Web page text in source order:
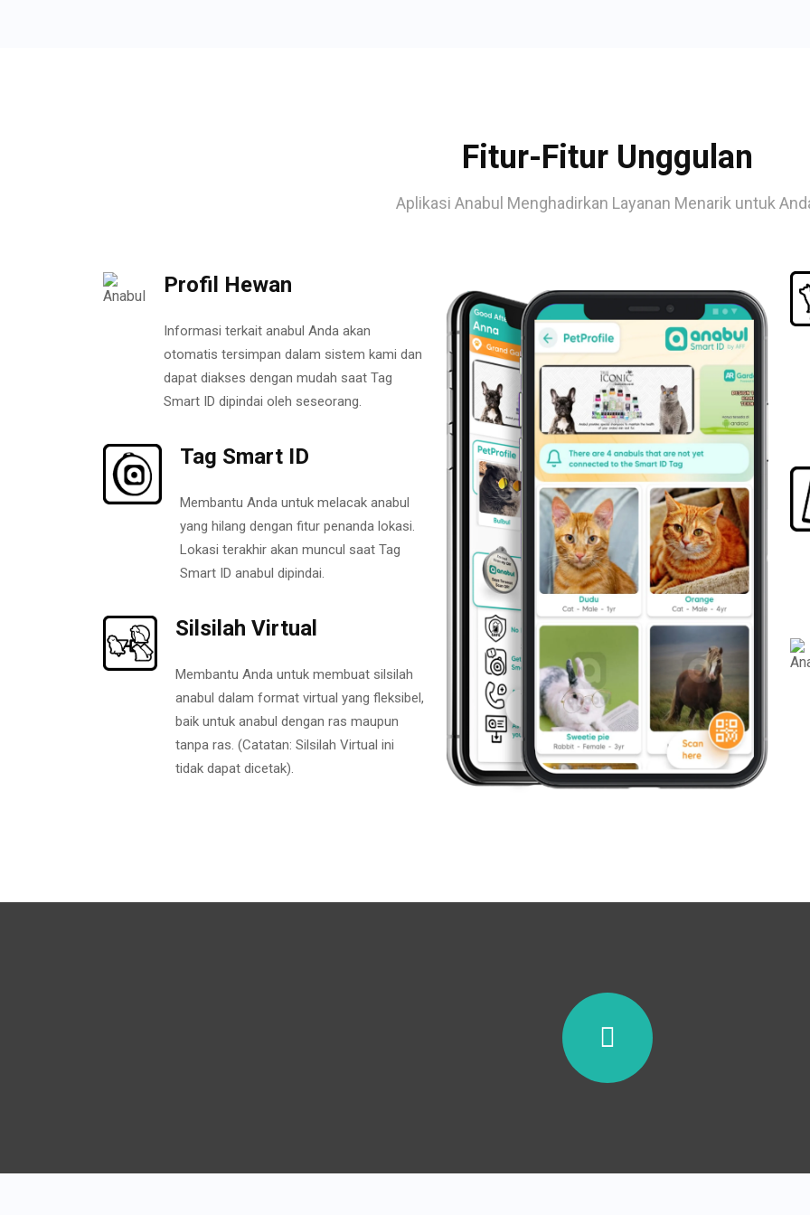
Fitur-Fitur Unggulan
Aplikasi Anabul Menghadirkan Layanan Menarik untuk
Profil Hewan
Informasi terkait anabul Anda akan
otomatis tersimpan dalam sistem kami dan
dapat diakses dengan mudah saat Tag
Smart ID dipindai oleh seseorang.
Tag Smart ID
Membantu Anda untuk melacak anabul
yang hilang dengan fitur penanda lokasi.
Lokasi terakhir akan muncul saat Tag
Smart ID anabul dipindai.
Silsilah Virtual
Membantu Anda untuk membuat silsilah
anabul dalam format virtual yang fleksibel,
baik untuk anabul dengan ras maupun
tanpa ras. (Catatan: Silsilah Virtual ini
tidak dapat dicetak).